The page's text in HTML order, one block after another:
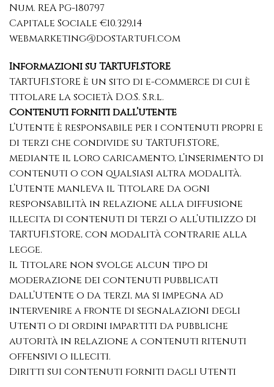
Num. REA PG-180797
Capitale Sociale €10.329,14
webmarketing@dostartufi.com
Informazioni su TARTUFI.STORE
TARTUFI.STORE è un sito di e-commerce di cui è
titolare la società D.O.S. S.r.l.
Contenuti forniti dall’utente
L’Utente è responsabile per i contenuti propri e
di terzi che condivide su TARTUFI.STORE,
mediante il loro caricamento, l’inserimento di
contenuti o con qualsiasi altra modalità.
L’Utente manleva il Titolare da ogni
responsabilità in relazione alla diffusione
illecita di contenuti di terzi o all’utilizzo di
TARTUFI.STORE, con modalità contrarie alla
legge.
Il Titolare non svolge alcun tipo di
moderazione dei contenuti pubblicati
dall’Utente o da terzi, ma si impegna ad
intervenire a fronte di segnalazioni degli
Utenti o di ordini impartiti da pubbliche
autorità in relazione a contenuti ritenuti
offensivi o illeciti.
Diritti sui contenuti forniti dagli Utenti